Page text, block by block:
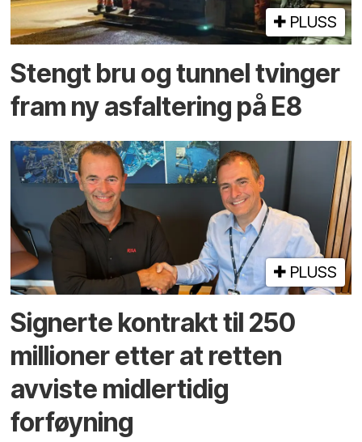
PLUSS
Stengt bru og tunnel tvinger
fram ny asfaltering på E8
PLUSS
Signerte kontrakt til 250
millioner etter at retten
avviste midlertidig
forføyning